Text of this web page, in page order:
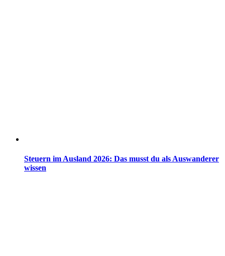
Steuern im Ausland 2026: Das musst du als Auswanderer
wissen